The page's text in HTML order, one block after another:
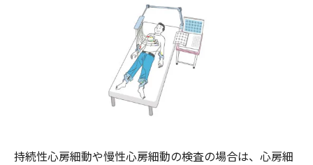
持続性心房細動や慢性心房細動の検査の場合は、心房細